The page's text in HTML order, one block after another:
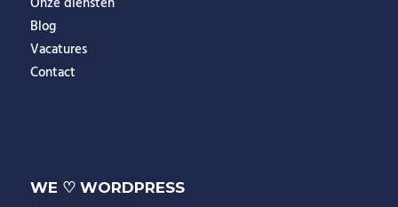
Blog
Vacatures
Contact
WE ♡ WORDPRESS